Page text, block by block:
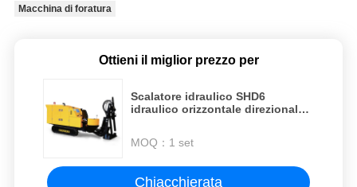
Macchina di foratura
Ottieni il miglior prezzo per
Scalatore idraulico SHD6
idraulico orizzontale direzionale
MOQ： 1 set
Chiacchierata